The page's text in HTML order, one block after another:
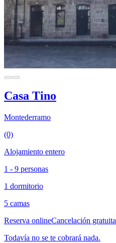
Casa Tino
Montederramo
(0)
Alojamiento entero
1 - 9 personas
1 dormitorio
5 camas
Reserva onlineCancelación gratuita
Todavía no se te cobrará nada.